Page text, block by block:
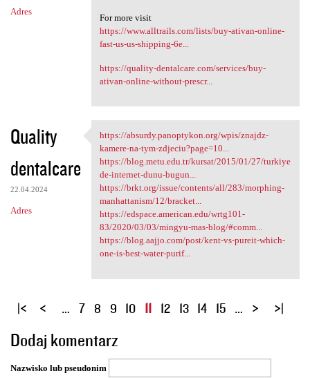
Adres
For more visit
https://www.alltrails.com/lists/buy-ativan-online-
fast-us-us-shipping-6e...
https://quality-dentalcare.com/services/buy-
ativan-online-without-prescr...
Quality
dentalcare
22.04.2024
Adres
https://absurdy.panoptykon
https://absurdy.panoptykon.org/wpis/znajdz-
kamere-na-tym-zdjeciu?page=10...
https://blog.metu.edu.tr/kursat/2015/01/27/turkiye
de-internet-dunu-bugun...
https://brkt.org/issue/contents/all/283/morphing-
manhattanism/12/bracket...
https://edspace.american.edu/wrtg101-
83/2020/03/03/mingyu-mas-blog/#comm...
https://blog.aajjo.com/post/kent-vs-pureit-which-
one-is-best-water-purif...
S
r
o
… 7 8 9 10 11 12 13 14 15 …
Dodaj komentarz
Nazwisko lub pseudonim